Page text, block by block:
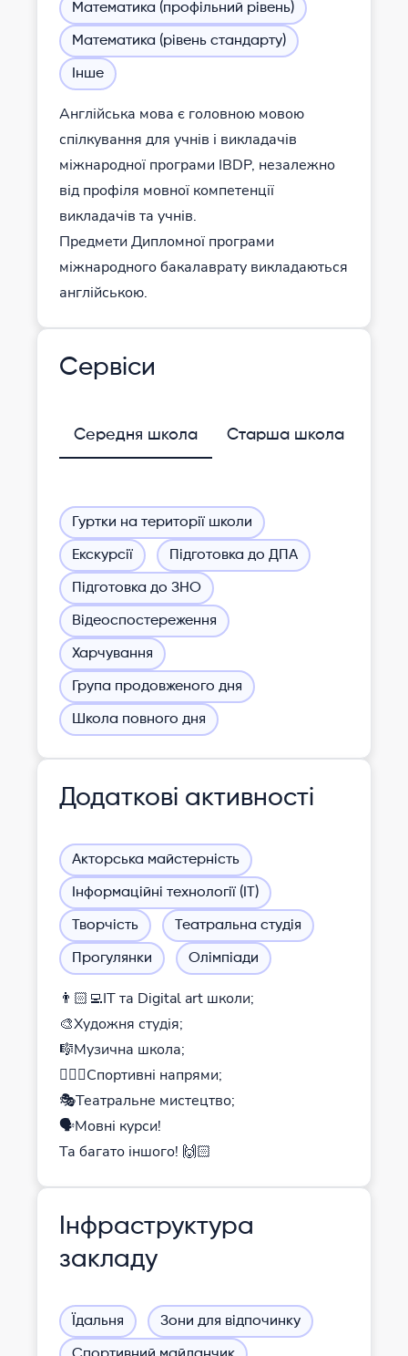
Математика (профільний рівень)
Математика (рівень стандарту)
Інше
Англійська мова є головною мовою
спілкування для учнів і викладачів
міжнародної програми IBDP, незалежно
від профіля мовної компетенції
викладачів та учнів.
Предмети Дипломної програми
міжнародного бакалаврату викладаються
англійською.
Сервіси
Середня школа Старша школа
Гуртки на території школи
Екскурсії Підготовка до ДПА
Підготовка до ЗНО
Відеоспостереження
Харчування
Група продовженого дня
Школа повного дня
Додаткові активності
Акторська майстерність
Інформаційні технології (ІТ)
Творчість Театральна студія
Прогулянки Олімпіади
👨🏻‍💻IT та Digital art школи;
🎨Художня студія;
🎼Музична школа;
⛹🏻‍♂️Спортивні напрями;
🎭Театральне мистецтво;
🗣️Мовні курси!
Та багато іншого! 🙌🏻
Інфраструктура
закладу
Їдальня Зони для відпочинку